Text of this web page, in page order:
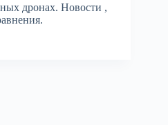
дронах. Новости ,